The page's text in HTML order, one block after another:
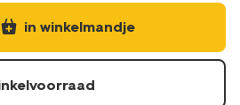
in winkelmandje